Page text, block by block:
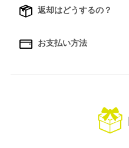
返却はどうするの？
お支払い方法